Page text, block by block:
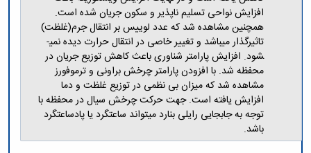
آئین
نامه
نامه
های
پژوهشی
فرم
های
پژوهشی
افزایش نواحی تسلیم ناپذیر و سکون جریان شده است.
همچنین مشاهده شد که عدد لوییس بر انتقال جرم(غلظت)
تاثیرگذار می­باشد و تغییر خاصی در انتقال حرارت دیده نمی­
شود. افزایش پارامتر شناوری باعث کاهش توزیع جریان در
محفظه شد. با افزودن پارامتر چرخش براونی و ترموفورز
مشاهده شد که میزان بی نظمی در توزیع غلظت و دما
افزایش یافته است. جهت حرکت چرخش سیال در محفظه با
توجه به جابجایی رایلی بنارد می­تواند ساعتگرد یا پادساعتگرد
باشد.